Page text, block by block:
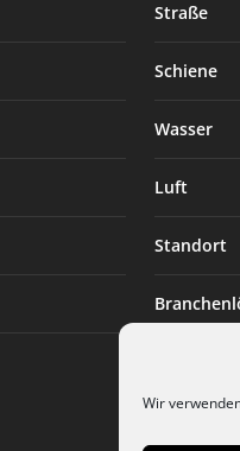
Wir
Straße
Schiene
Wasser
Luft
Standort